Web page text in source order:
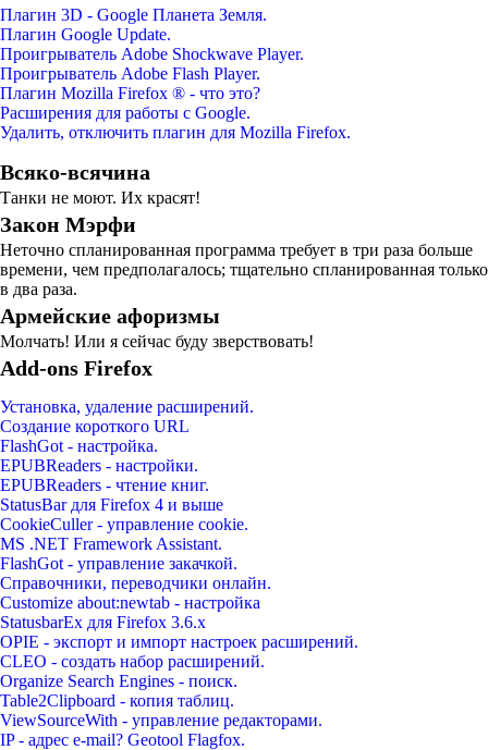
Плагин 3D - Google Планета Земля.
Плагин Google Update.
Проигрыватель Adobe Shockwave Player.
Проигрыватель Adobe Flash Player.
Плагин Mozilla Firefox ® - что это?
Расширения для работы с Google.
Удалить, отключить плагин для Mozilla Firefox.
Всяко-всячина
Танки не моют. Их кpасят!
Закон Мэрфи
Неточно спланированная программа требует в три раза больше
времени, чем предполагалось; тщательно спланированная только
в два раза.
Армейские афоризмы
Молчать! Или я сейчас буду зверствовать!
Add-ons Firefox
Установка, удаление расширений.
Создание короткого URL
FlashGot - настройка.
EPUBReaders - настройки.
EPUBReaders - чтение книг.
StatusBar для Firefox 4 и выше
CookieCuller - управление cookie.
MS .NET Framework Assistant.
FlashGot - управление закачкой.
Справочники, переводчики онлайн.
Customize about:newtab - настройка
StatusbarEx для Firefox 3.6.x
OPIE - экспорт и импорт настроек расширений.
CLEO - создать набор расширений.
Organize Search Engines - поиск.
Table2Clipboard - копия таблиц.
ViewSourceWith - управление редакторами.
IP - адрес e-mail? Geotool Flagfox.